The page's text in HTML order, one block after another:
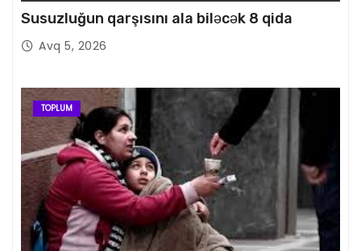
Susuzluğun qarşısını ala biləcək 8 qida
Avq 5, 2026
TOPLUM